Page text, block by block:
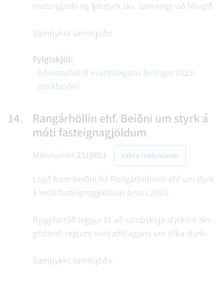
endurgjalds og fjárstyrk skv. samningi við félagið.
Samþykkt samhljóða
Fylgiskjöl:
Aðventuhátíð kvenfélagsins Einingar 2023 -
styrkbeiðni
14.
Rangárhöllin ehf. Beiðni um styrk á
móti fasteignagjöldum
Málsnúmer 2310011 Vakta málsnúmer
Lögð fram beiðni frá Rangárhöllinni ehf um styrk
á móti fasteignagjöldum ársins 2023.
Byggðarráð leggur til að samþykkja styrkinn skv.
gildandi reglum sveitarfélagsins um slíka styrki.
Samþykkt samhljóða.